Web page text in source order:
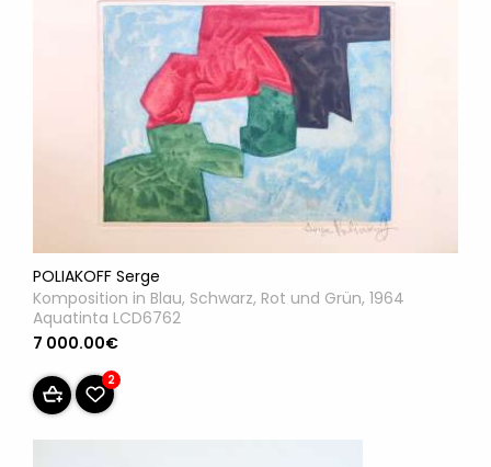
POLIAKOFF Serge
Komposition in Blau, Schwarz, Rot und Grün, 1964
Aquatinta LCD6762
7 000.00€
2